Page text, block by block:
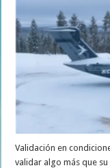
Validación en
validar algo más que